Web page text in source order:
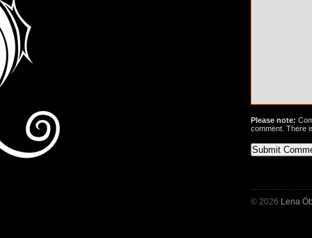
Please note:
comment. There
© 2026 Lena